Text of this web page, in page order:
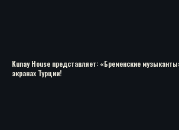
Kunay House представляет: «Бременские
экранах Турции!